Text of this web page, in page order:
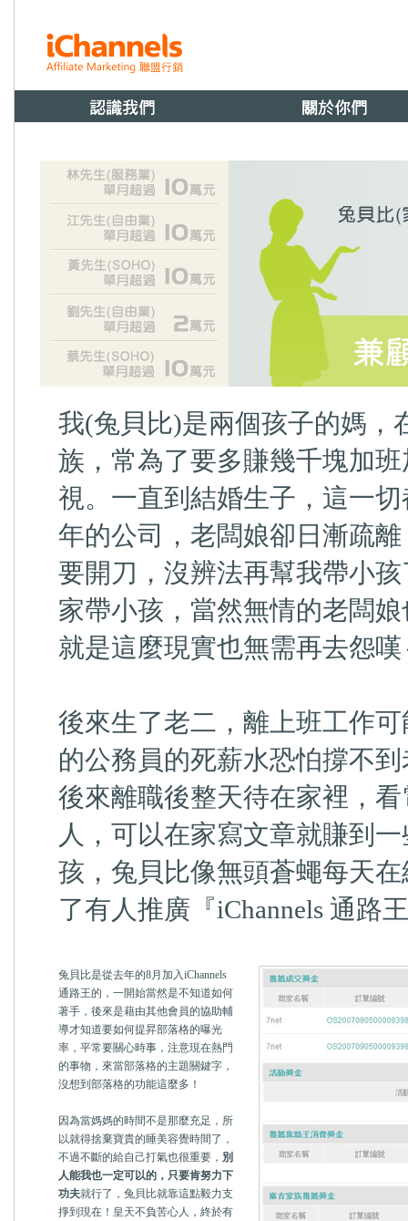
我(兔貝比)是兩個孩子的媽，
族，常為了要多賺幾千塊加
視。一直到結婚生子，這一
年的公司，老闆娘卻日漸疏
要開刀，沒辨法再幫我帶小
家帶小孩，當然無情的老闆
就是這麼現實也無需再去怨嘆
後來生了老二，離上班工作
的公務員的死薪水恐怕撐不
後來離職後整天待在家裡，
人，可以在家寫文章就賺到
孩，兔貝比像無頭蒼蠅每天
了有人推廣『iChannels 通路
兔貝比是從去年的8月加入iChannels
通路王的，一開始當然是不知道如何
著手，後來是藉由其他會員的協助輔
導才知道要如何提昇部落格的曝光
率，平常要關心時事，注意現在熱門
的事物，來當部落格的主題關鍵字，
沒想到部落格的功能這麼多！
因為當媽媽的時間不是那麼充足，所
以就得捨棄寶貴的睡美容覺時間了，
不過不斷的給自己打氣也很重要， 別
人能我也一定可以的，只要肯努力下
功夫就行了，兔貝比就靠這點毅力支
掙到現在！皇天不負苦心人，終於有